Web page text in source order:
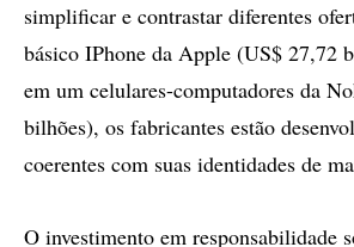
simplificar e contrastar diferentes
básico IPhone da Apple (US$ 27,72
em um celulares-computadores da
bilhões), os fabricantes estão
coerentes com suas identidades de
O investimento em responsabilidade